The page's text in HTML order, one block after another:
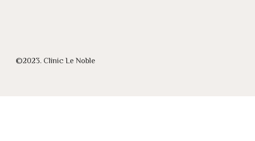
©2023. Clinic Le Noble